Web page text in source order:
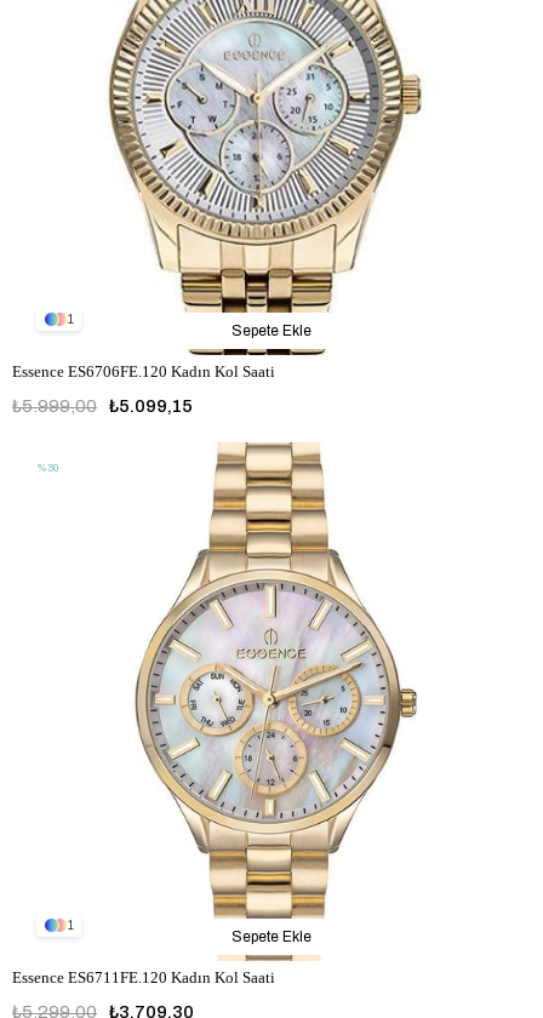
1
Essence ES6706FE.120 Kadın Kol Saati
₺5.099,15
₺5.999,00
Sepete Ekle
1
Essence ES6711FE.120 Kadın Kol Saati
₺3.709,30
₺5.299,00
Sepete Ekle
%30